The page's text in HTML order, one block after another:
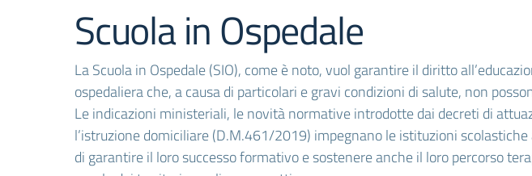
Scuola in Ospedale
La Scuola in Ospedale (SIO), come è noto, vuol garantire il diritto
ospedaliera che, a causa di particolari e gravi condizioni di salute, non
Le indicazioni ministeriali, le novità normative introdotte dai decreti di
l’istruzione domiciliare (D.M.461/2019) impegnano le istituzioni
di garantire il loro successo formativo e sostenere anche il loro percorso